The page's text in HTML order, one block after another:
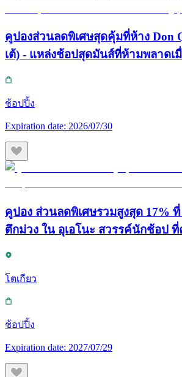
คูปองส่วนลดพิเศษสุดคุ้มที่ห้าง Don
เต้) - แหล่งช้อปสุดมันส์ที่ห้ามพลาดเ
ช้อปปิ้ง
Expiration date: 2026/07/30
คูปอง ส่วนลดพิเศษรวมสูงสุด 17% ที่
ตึกม่วง ใน อุเอโนะ สวรรค์นักช้อป
โตเกียว
ช้อปปิ้ง
Expiration date: 2027/07/29